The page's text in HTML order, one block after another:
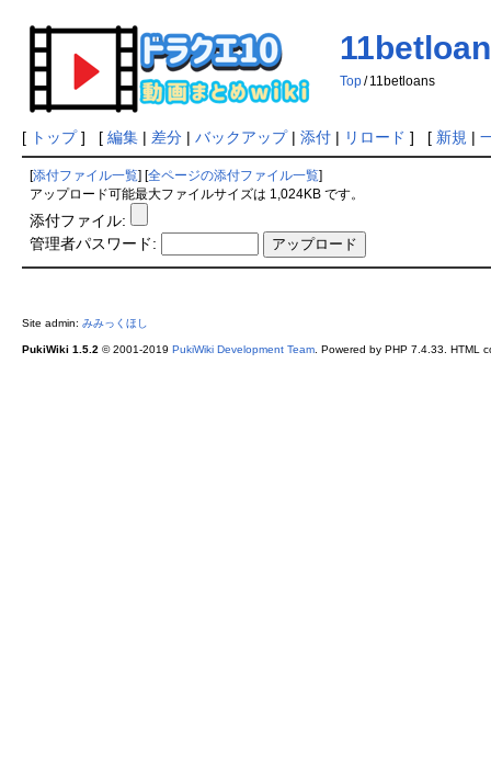
Top / 11betloans
[ トップ] [ 編集| 差分| バックアップ| 添付| リロード ] [ 新規 |
添付ファイル一覧 全ページの添付ファイル一覧
アップロード可能最大ファイルサイズは 1,024KB です。
添付ファイル:
管理者パスワード:
Site admin: みみっくほし
PukiWiki 1.5.2 © 2001-2019 PukiWiki Development Team. Powered by PHP 7.4.33. HTML